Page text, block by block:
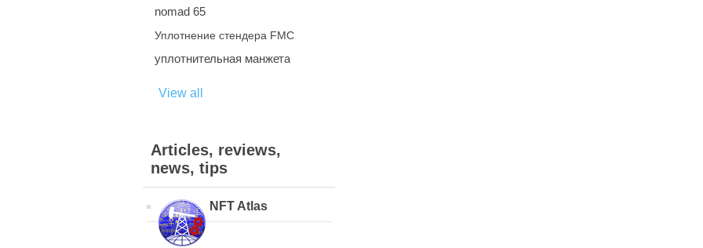
nomad 65
Уплотнение стендера FMC
уплотнительная манжета
View all
Articles, reviews,
news, tips
NFT Atlas